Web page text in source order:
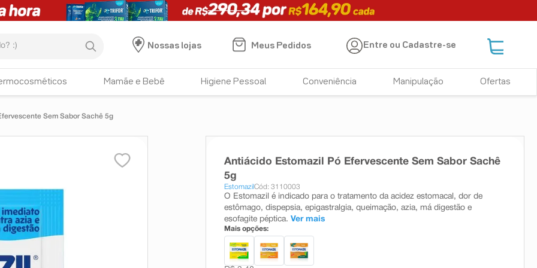
Nossas lojas
Meus Pedidos Entre ou Cadastre-se
Mamãe e Bebê Higiene Pessoal Conveniência Manipulação Ofertas
Sem Sabor Sachê 5g
Antiácido Estomazil Pó Efervescente Sem Sabor Sachê
5g
EstomazilCód: 3110003
O Estomazil é indicado para o tratamento da acidez estomacal, dor de
estômago, dispepsia, epigastralgia, queimação, azia, má digestão e
esofagite péptica. Ver mais
Mais opções: